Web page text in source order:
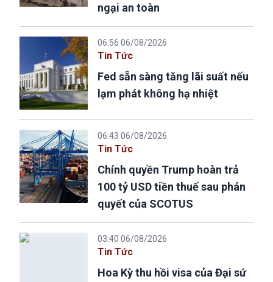
ngại an toàn
06:56 06/08/2026
Tin Tức
Fed sẵn sàng tăng lãi suất nếu
lạm phát không hạ nhiệt
06:43 06/08/2026
Tin Tức
Chính quyền Trump hoàn trả
100 tỷ USD tiền thuế sau phán
quyết của SCOTUS
03:40 06/08/2026
Tin Tức
Hoa Kỳ thu hồi visa của Đại sứ